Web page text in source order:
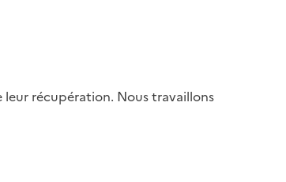
récupération. Nous travaillons